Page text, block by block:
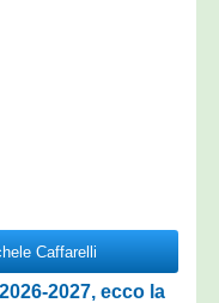
Caffarelli
2027, ecco la